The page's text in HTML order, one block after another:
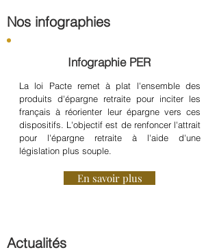
Nos infographies
Infographie PER
La loi Pacte remet à plat l'ensemble des
produits d'épargne retraite pour inciter les
français à réorienter leur épargne vers ces
dispositifs. L'objectif est de renfoncer l'attrait
pour l'épargne retraite à l'aide d'une
législation plus souple.
En savoir plus
Actualités